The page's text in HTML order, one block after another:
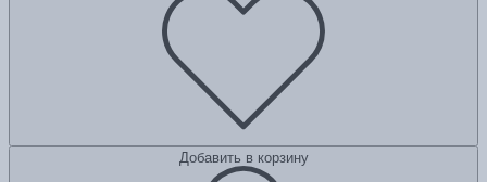
Добавить в корзину